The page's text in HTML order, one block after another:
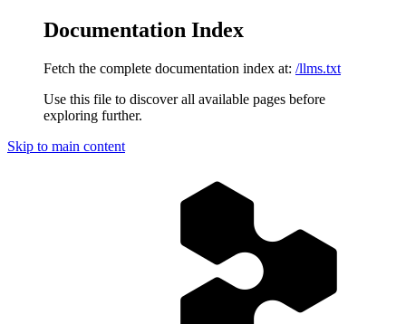
Documentation Index
Fetch the complete documentation index at: /llms.txt
Use this file to discover all available pages before
exploring further.
Skip to main content